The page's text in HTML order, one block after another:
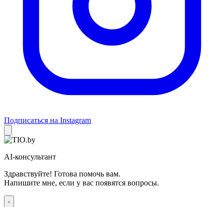
Подписаться на Instagram
AI-консультант
Здравствуйте! Готова помочь вам.
Напишите мне, если у вас появятся вопросы.